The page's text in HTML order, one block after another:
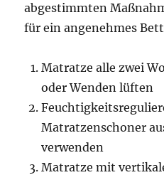
abgestimmten
für ein angenehmes
Matratze alle zwei
oder Wenden lüften
Matratzenschoner
verwenden
Matratze mit